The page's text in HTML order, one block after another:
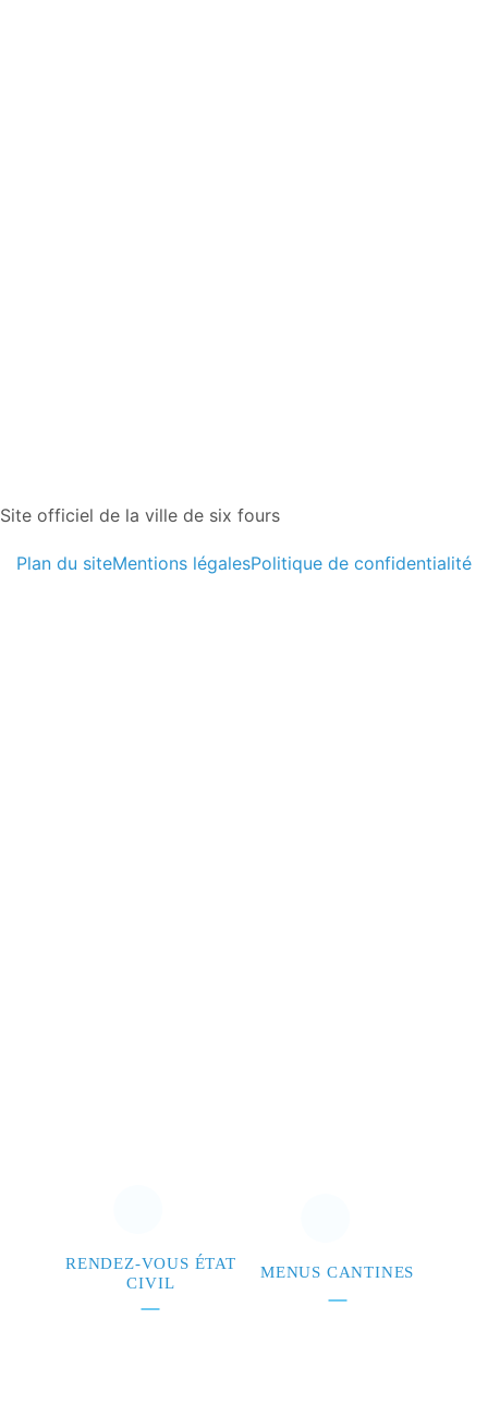
Site officiel de la ville de six fours
Plan du siteMentions légalesPolitique de confidentialité
RENDEZ-VOUS ÉTAT
CIVIL
MENUS CANTINES